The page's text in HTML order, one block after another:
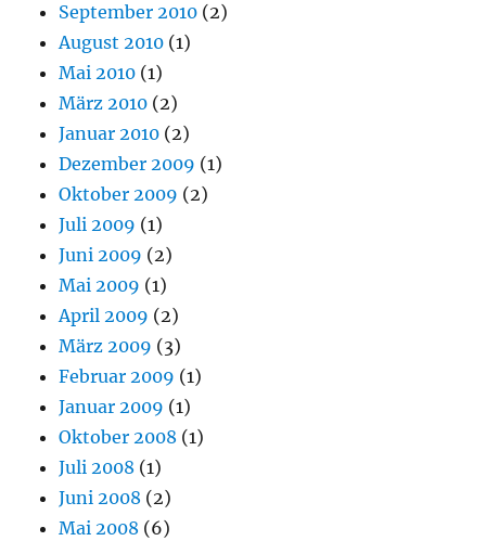
September 2010 (2)
August 2010 (1)
Mai 2010 (1)
März 2010 (2)
Januar 2010 (2)
Dezember 2009 (1)
Oktober 2009 (2)
Juli 2009 (1)
Juni 2009 (2)
Mai 2009 (1)
April 2009 (2)
März 2009 (3)
Februar 2009 (1)
Januar 2009 (1)
Oktober 2008 (1)
Juli 2008 (1)
Juni 2008 (2)
Mai 2008 (6)